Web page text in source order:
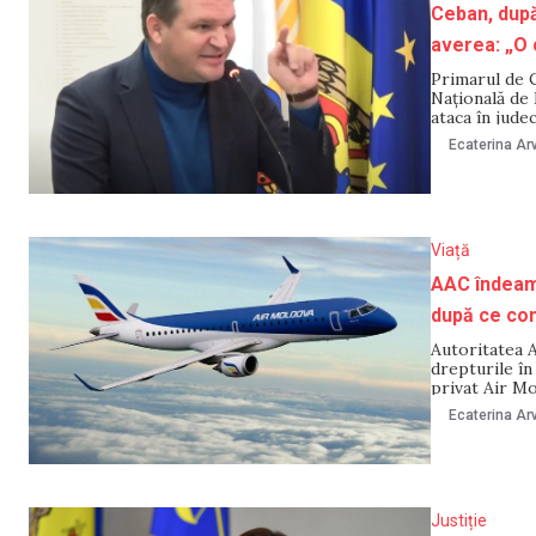
Ceban,
averea:
Primarul de
Națională
ataca în
comandă
hotare,
Ecaterina
Viață
AAC
după ce
Autoritatea
drepturile în
privat Air
se refuză
Ecaterina
Justiție